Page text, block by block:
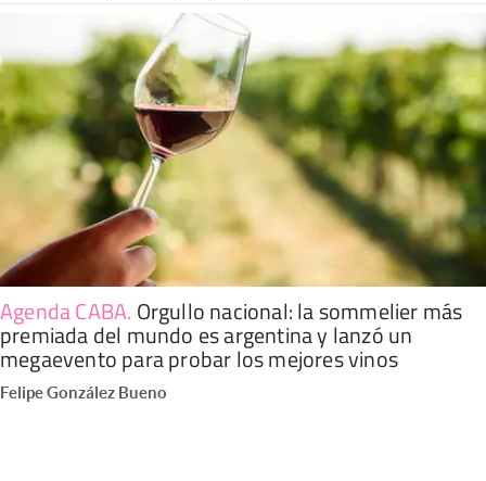
Agenda CABA. Orgullo nacional: la sommelier más
premiada del mundo es argentina y lanzó un
megaevento para probar los mejores vinos
Felipe González Bueno